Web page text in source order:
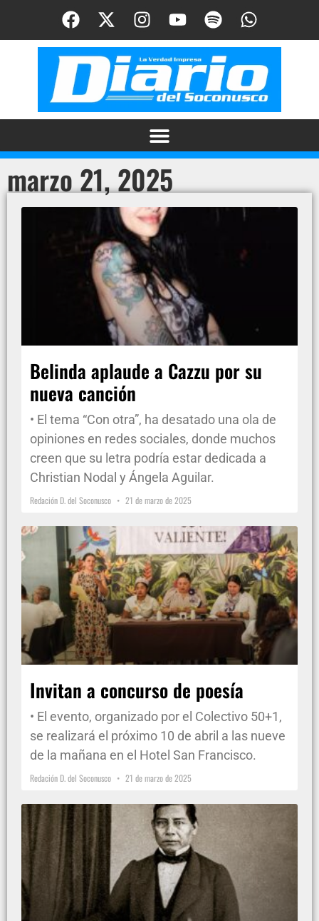
marzo 21, 2025
Belinda aplaude a Cazzu por su
nueva canción
• El tema “Con otra”, ha desatado una ola de
opiniones en redes sociales, donde muchos
creen que su letra podría estar dedicada a
Christian Nodal y Ángela Aguilar.
Redación D. del Soconusco 21 de marzo de 2025
Invitan a concurso de poesía
• El evento, organizado por el Colectivo 50+1,
se realizará el próximo 10 de abril a las nueve
de la mañana en el Hotel San Francisco.
Redación D. del Soconusco 21 de marzo de 2025